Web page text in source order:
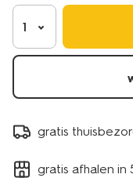
stuks-
14170017.html
1
gratis
gratis afhalen in